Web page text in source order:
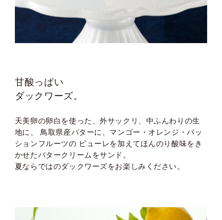
甘酸っぱい
ダックワーズ。
天美卵の卵白を使った、外サックリ、中ふんわりの生
地に、
鳥取県産バターに、マンゴー・オレンジ・パッ
ションフルーツの ピューレを加えてほんのり酸味をき
かせたバタークリームをサンド。
夏ならではのダックワーズをお楽しみください。